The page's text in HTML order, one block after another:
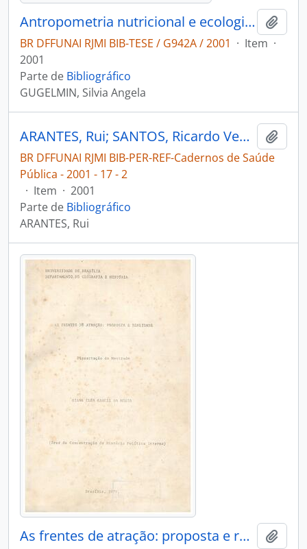
Antropometria nutricional e ecologia humana dos Xavántes de Sangradouro-Volta Grande Mato Grosso
BR DFFUNAI RJMI BIB-TESE / G942A / 2001 · Item ·
2001
Parte de Bibliográfico
GUGELMIN, Silvia Angela
ARANTES, Rui; SANTOS, Ricardo Ventura; COIMBRA JR, Carlos E. A.. Saúde bucal na população indígena Xavante de Pimentel Barbosa, Mato Grosso, Brasil [Cadernos de Saúde Pública]
BR DFFUNAI RJMI BIB-PER-REF-Cadernos de Saúde
Pública - 2001 - 17 - 2
· Item · 2001
Parte de Bibliográfico
ARANTES, Rui
As frentes de atração: proposta e realidade